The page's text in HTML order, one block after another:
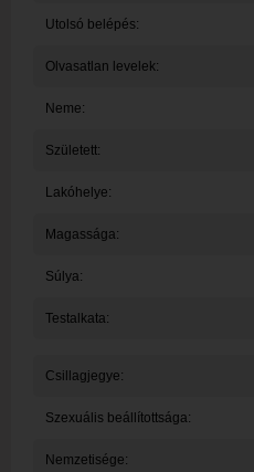
Utolsó belépés:
Olvasatlan levelek:
Neme:
Született:
Lakóhelye:
Magassága:
Súlya:
Testalkata:
Csillagjegye:
Szexuális beállítottsága:
Nemzetisége: